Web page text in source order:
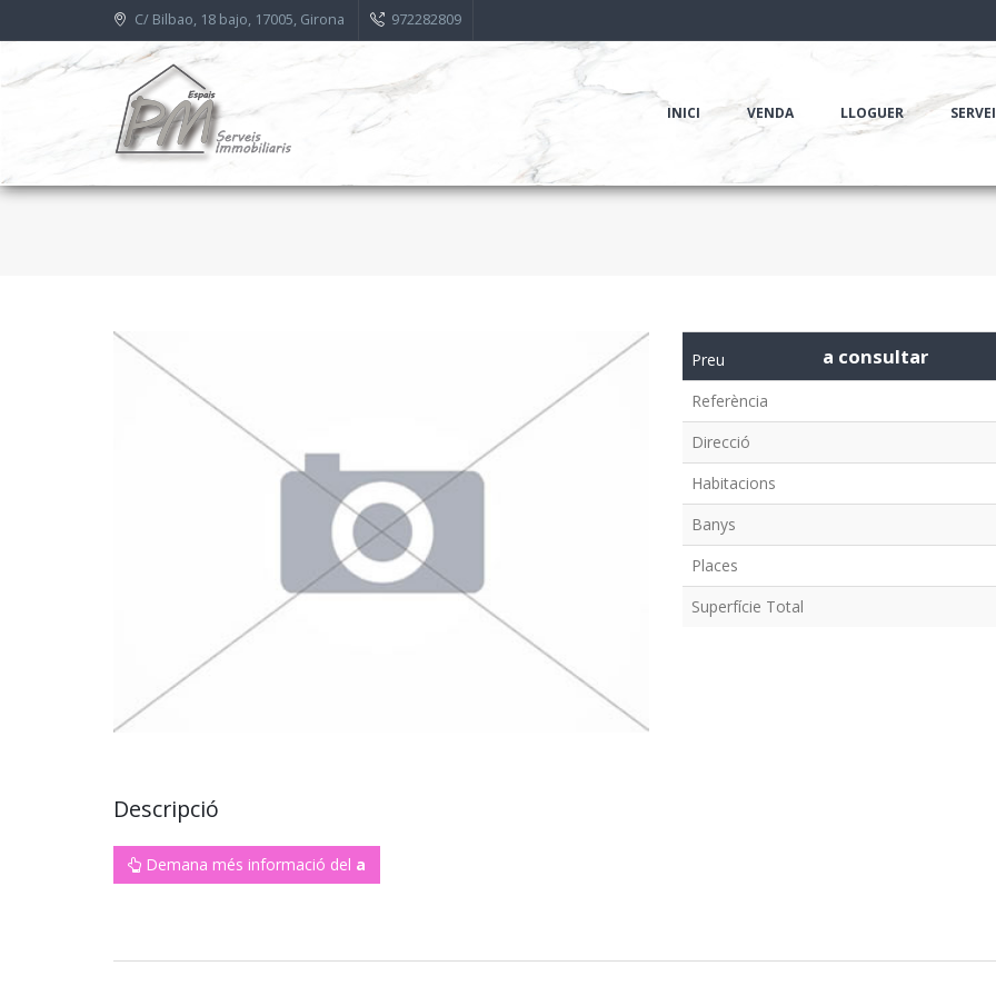
C/ Bilbao, 18 bajo, 17005, Girona 972282809
INICI VENDA LLOGUER
Preu a consultar
Referència
Direcció
Habitacions
Banys
Places
Superfície Total
Descripció
Demana més informació del a